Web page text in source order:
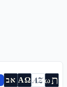
אב ΑΩ AZωת